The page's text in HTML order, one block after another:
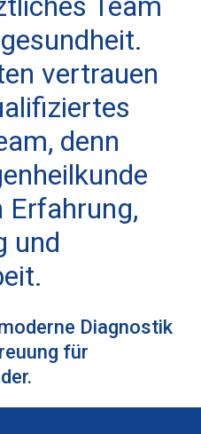
vertrauen
denn
und
Diagnostik
für